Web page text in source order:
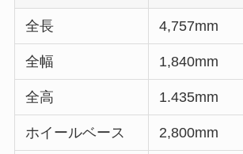
全長 4,757mm
全幅 1,840mm
全高 1.435mm
ホイールベース 2,800mm